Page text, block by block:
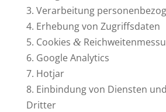
3. Ver­ar­beitung
4. Erhebung von Zugriffs­daten
5. Cookies &
6. Google Ana­lytics
7. Hotjar
8. Ein­bindung von Diensten
Dritter